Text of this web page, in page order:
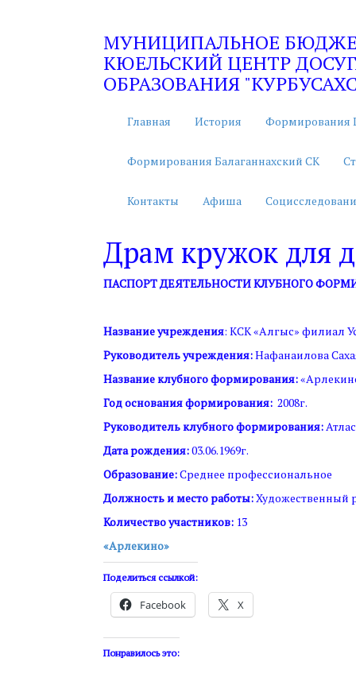
МУНИЦИПАЛЬНОЕ
КЮЕЛЬСКИЙ ЦЕНТР
ОБРАЗОВАНИЯ
Главная История Формирования
Формирования Балаганнахский СК
Контакты Афиша
Драм кружок для
ПАСПОРТ ДЕЯТЕЛЬНОСТИ КЛУБНОГО
Название учреждения: КСК «Алгыс» филиал
Руководитель учреждения:Нафанаилова
Название клубного формирования:
Год основания формирования: 2008г.
Руководитель клубного формирования:
Дата рождения:03.06.1969г.
Образование:Среднее профессиональное
Должность и место работы:Художественный
Количество участников: 13
«Арлекино»
Поделиться ссылкой:
Facebook X
Понравилось это: